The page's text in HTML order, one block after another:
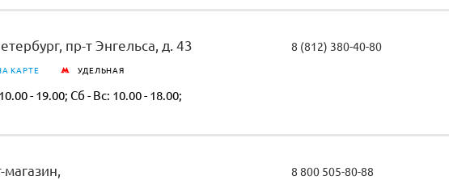
пр-т Энгельса, д. 43
КАРТЕ УДЕЛЬНАЯ
- 19.00; Сб - Вс: 10.00 - 18.00;
8 (812) 380-40-80
8 800 505-80-88